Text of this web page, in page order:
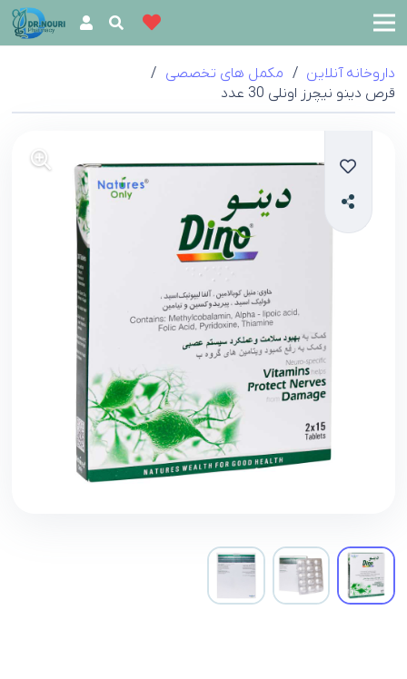
داروخانه آنلاین / مکمل های تخصصی /
قرص دینو نیچرز اونلی 30 عدد